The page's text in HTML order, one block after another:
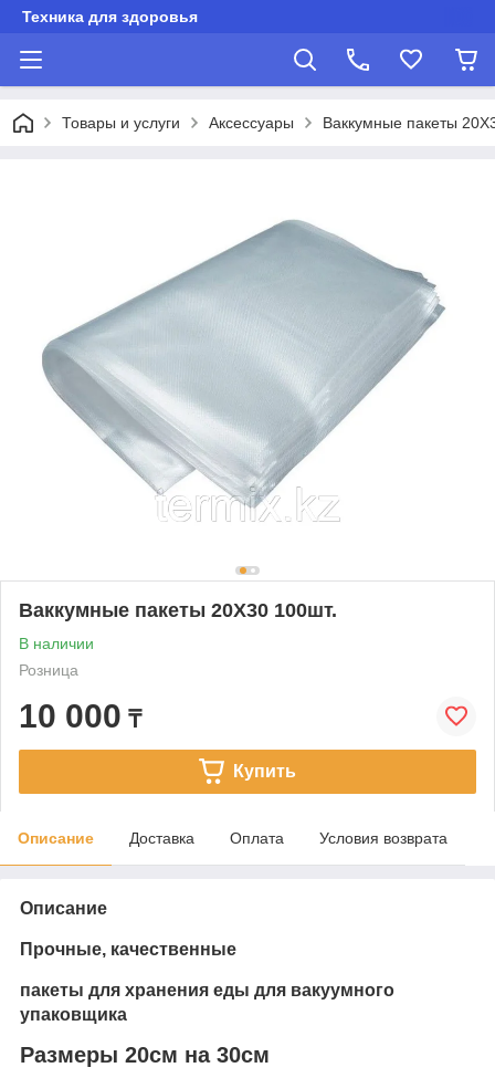
Техника для здоровья
Товары и услуги Аксессуары Ваккумные пакеты
Ваккумные пакеты 20Х30 100шт.
В наличии
Розница
10 000 ₸
Купить
Описание Доставка Оплата Условия возврата
Описание
Прочные, качественные
пакеты для хранения еды для вакуумного
упаковщика
Размеры 20см на 30см